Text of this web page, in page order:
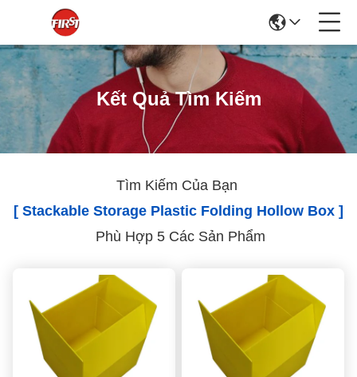
Kết Quả Tìm Kiếm
Tìm Kiếm Của Bạn
[ Stackable Storage Plastic Folding Hollow Box ]
Phù Hợp 5 Các Sản Phẩm